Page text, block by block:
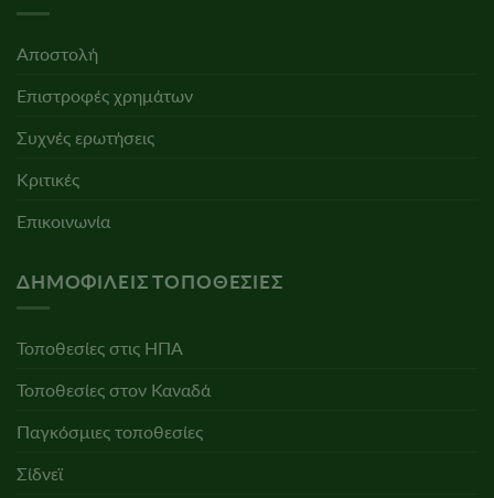
Αποστολή
Επιστροφές χρημάτων
Συχνές ερωτήσεις
Κριτικές
Επικοινωνία
ΔΗΜΟΦΙΛΕΊΣ ΤΟΠΟΘΕΣΊΕΣ
Τοποθεσίες στις ΗΠΑ
Τοποθεσίες στον Καναδά
Παγκόσμιες τοποθεσίες
Σίδνεϊ